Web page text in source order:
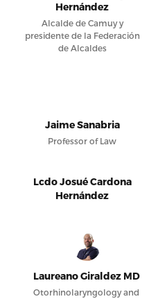
Hernández
Alcalde de Camuy y
presidente de la Federación
de Alcaldes
Jaime Sanabria
Professor of Law
Lcdo Josué Cardona
Hernández
Laureano Giraldez MD
Otorhinolaryngology and